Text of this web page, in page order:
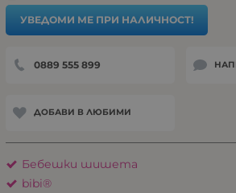
УВЕДОМИ МЕ ПРИ НАЛИЧНОСТ!
0889 555 899
ДОБАВИ В ЛЮБИМИ
Бебешки шишета
bibi®